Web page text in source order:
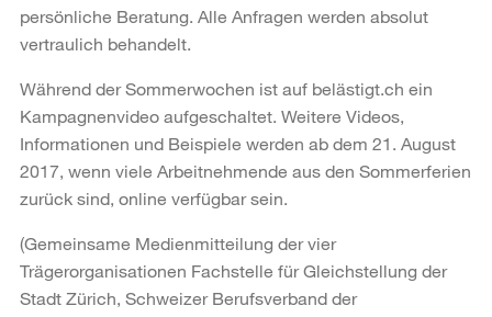
persönliche Beratung. Alle Anfragen werden absolut
vertraulich behandelt.
Während der Sommerwochen ist auf belästigt.ch ein
Kampagnenvideo aufgeschaltet. Weitere Videos,
Informationen und Beispiele werden ab dem 21. August
2017, wenn viele Arbeitnehmende aus den Sommerferien
zurück sind, online verfügbar sein.
(Gemeinsame Medienmitteilung der vier
Trägerorganisationen Fachstelle für Gleichstellung der
Stadt Zürich, Schweizer Berufsverband der